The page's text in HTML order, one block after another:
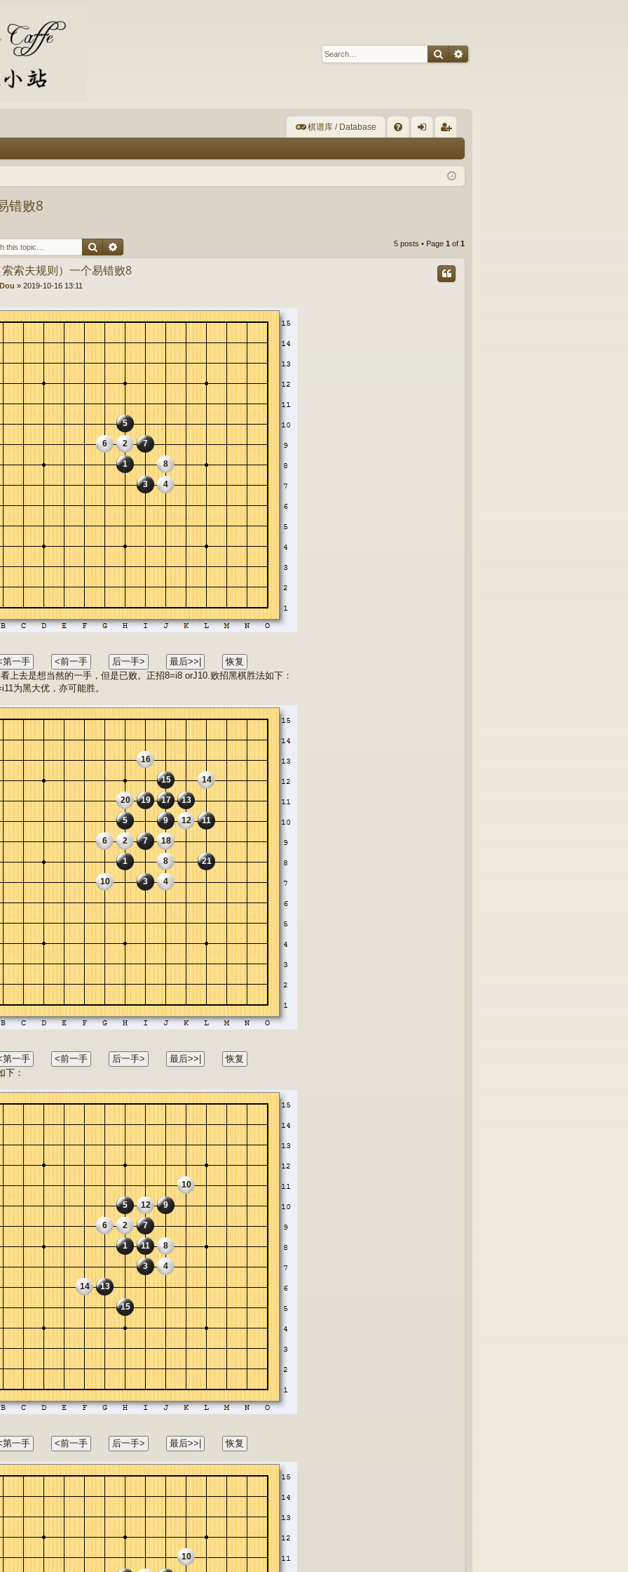
Search
棋谱库 / Database
Q in ist
错败8
Search 5 posts • Page 1 of 1
索夫规则）一个易错败8
» 2019-10-16 13:11
5
6 2 7
1 8
3 4
上去是想当然的一手，但是已败。正招8=i8 orJ10.败招黑棋胜法如下：
为黑大优，亦可能胜。
16
15 14
20 19 17 13
5 9 12 11
6 2 7 18
1 8 21
10 3 4
下：
10
5 12 9
6 2 7
1 11 8
3 4
14 13
15
10